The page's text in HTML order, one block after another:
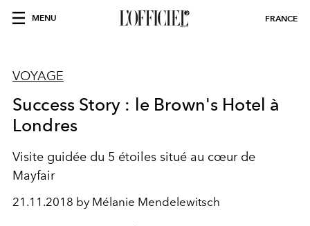
MENU FRANCE
VOYAGE
Success Story : le Brown's Hotel à
Londres
Visite guidée du 5 étoiles situé au cœur de
Mayfair
21.11.2018 by Mélanie Mendelewitsch